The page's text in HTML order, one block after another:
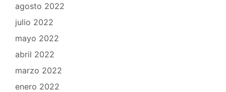
agosto 2022
julio 2022
mayo 2022
abril 2022
marzo 2022
enero 2022